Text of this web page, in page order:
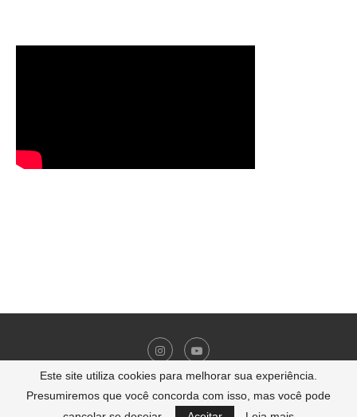
2007-2024 - carrosecorridas.com.br | Todos os direitos reservados
Este site utiliza cookies para melhorar sua experiência.
Presumiremos que você concorda com isso, mas você pode